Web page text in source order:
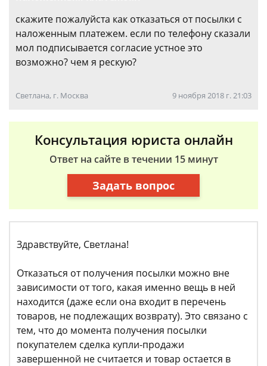
скажите пожалуйста как отказаться от посылки с
наложенным платежем. если по телефону сказали
мол подписывается согласие устное это
возможно? чем я рескую?
Светлана, г. Москва 9 ноября 2018 г. 21:03
Консультация юриста онлайн
Ответ на сайте в течении 15 минут
Задать вопрос
Здравствуйте, Светлана!
Отказаться от получения посылки можно вне
зависимости от того, какая именно вещь в ней
находится (даже если она входит в перечень
товаров, не подлежащих возврату). Это связано с
тем, что до момента получения посылки
покупателем сделка купли-продажи
завершенной не считается и товар остается в